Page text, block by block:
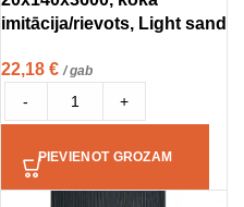
imitācija/rievots, Light sand
22,18 € / gab
- +
PIEVIENOT GROZAM